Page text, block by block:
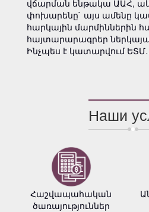
վճարման ենթակա ԱԱՀ,
փոխարենը` այս ամենը
հարկային
հայտարարագրեր
Ինչպես է կատարվում
Наши
Հաշվապահական
ծառայություններ